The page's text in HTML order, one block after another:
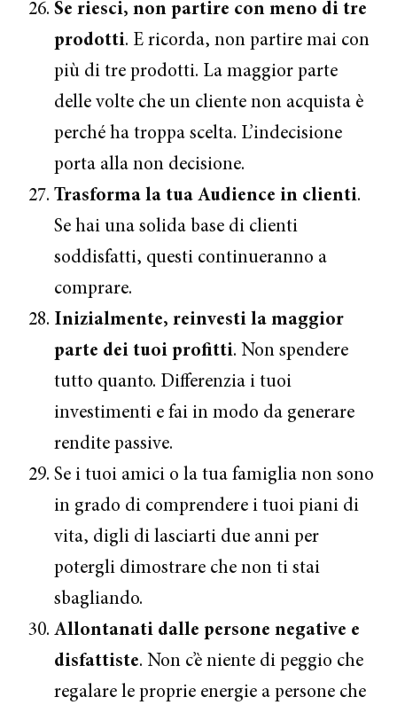
Se riesci, non partire con meno di tre
prodotti. E ricorda, non partire mai con
più di tre prodotti. La maggior parte
delle volte che un cliente non acquista è
perché ha troppa scelta. L’indecisione
porta alla non decisione.
Trasforma la tua Audience in clienti.
Se hai una solida base di clienti
soddisfatti, questi continueranno a
comprare.
Inizialmente, reinvesti la maggior
parte dei tuoi profitti. Non spendere
tutto quanto. Differenzia i tuoi
investimenti e fai in modo da generare
rendite passive.
Se i tuoi amici o la tua famiglia non sono
in grado di comprendere i tuoi piani di
vita, digli di lasciarti due anni per
potergli dimostrare che non ti stai
sbagliando.
Allontanati dalle persone negative e
disfattiste. Non c’è niente di peggio che
regalare le proprie energie a persone che